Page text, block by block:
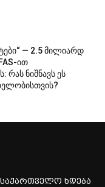
— 2.5 მილიარდ
ით
რას ნიშნავს ეს
საქართველო ხდება